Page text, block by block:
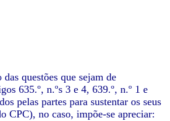
questões que sejam de
635.º, n.ºs 3 e 4, 639.º, n.º 1 e
pelas partes para sustentar os seus
CPC), no caso, impõe-se apreciar: